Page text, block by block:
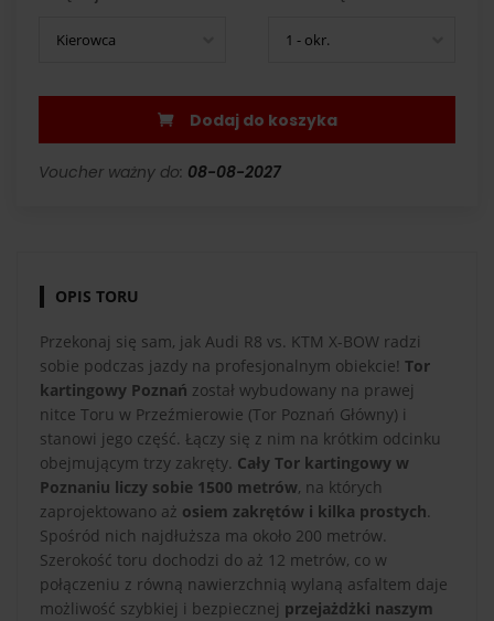
Kierowca 1 - okr.
Dodaj do koszyka
Voucher ważny do: 08-08-2027
OPIS TORU
Przekonaj się sam, jak Audi R8 vs. KTM X-BOW radzi
sobie podczas jazdy na profesjonalnym obiekcie! Tor
kartingowy Poznań został wybudowany na prawej
nitce Toru w Przeźmierowie (Tor Poznań Główny) i
stanowi jego część. Łączy się z nim na krótkim odcinku
obejmującym trzy zakręty. Cały Tor kartingowy w
Poznaniu liczy sobie 1500 metrów, na których
zaprojektowano aż osiem zakrętów i kilka prostych.
Spośród nich najdłuższa ma około 200 metrów.
Szerokość toru dochodzi do aż 12 metrów, co w
połączeniu z równą nawierzchnią wylaną asfaltem daje
możliwość szybkiej i bezpiecznej przejażdżki naszym